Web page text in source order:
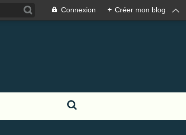
Connexion + Créer mon blog